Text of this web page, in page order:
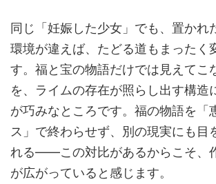
同じ「妊娠した少女」でも、置かれ
環境が違えば、たどる道もまったく
す。福と宝の物語だけでは見えてこ
を、ライムの存在が照らし出す構造
が巧みなところです。福の物語を「
ス」で終わらせず、別の現実にも目
れる——この対比があるからこそ、
が広がっていると感じます。